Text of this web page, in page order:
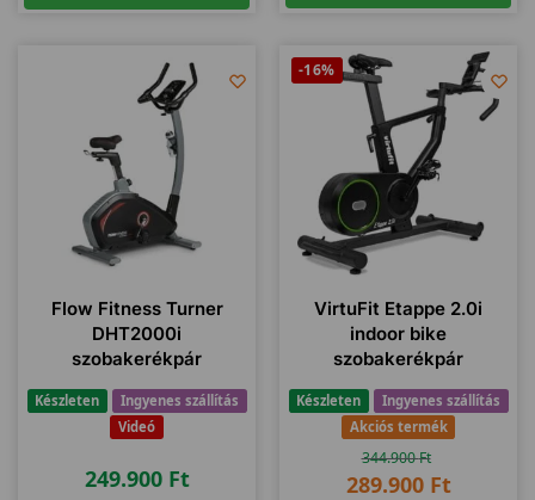
Flow Fitness Turner
DHT2000i
szobakerékpár
Készleten
Ingyenes szállítás
Videó
249.900 Ft
-16%
VirtuFit Etappe 2.0i
indoor bike
szobakerékpár
Készleten
Ingyenes szállítás
Akciós termék
344.900Ft
289.900 Ft